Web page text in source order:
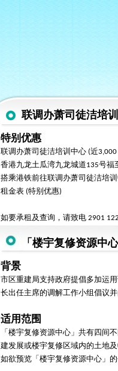
联调办萧司徒洁培
特别优惠
联调办萧司徒洁培训中心 (近3,000
香港九龙土瓜湾九龙城道135号福
搭乘港铁前往联调办萧司徒洁培
租金表 (特别优惠)
如要承租及查询，请致电 2901
「楼宇复修资源中
背景
市区重建局支持政府提倡多加运
长出任主席的调解工作小组倡议
适用范围
「楼宇复修资源中心」共有四间
建发展或楼宇复修区域内的土地及
如欲预览「楼宇复修资源中心」